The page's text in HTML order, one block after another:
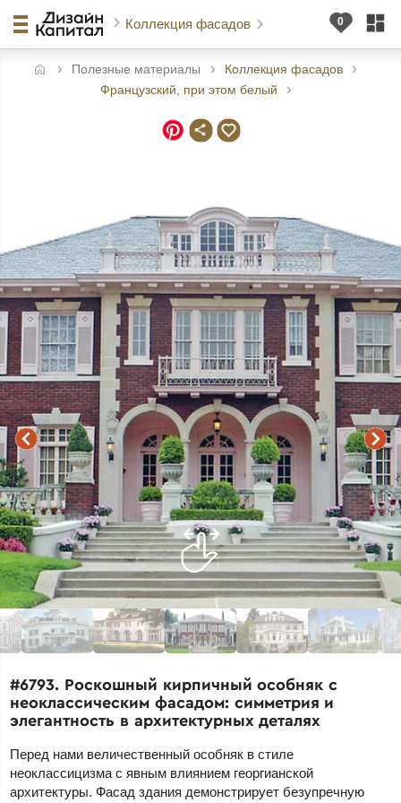
Коллекция фасадов
Полезные материалы
Коллекция фасадов
Французский, при этом белый
#6793. Роскошный кирпичный особняк с
неоклассическим фасадом: симметрия и
элегантность в архитектурных деталях
Перед нами величественный особняк в стиле
неоклассицизма с явным влиянием георгианской
архитектуры. Фасад здания демонстрирует безупречную